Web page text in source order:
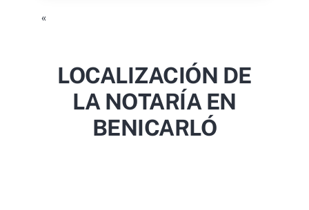
«
LOCALIZACIÓN DE
LA NOTARÍA EN
BENICARLÓ